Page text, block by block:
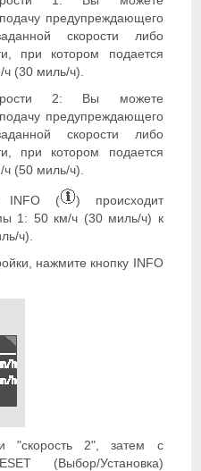
предупреждающего
скорости либо
при котором подается
(30 миль/ч).
2: Вы можете
предупреждающего
скорости либо
при котором подается
(50 миль/ч).
INFO (
) происходит
1: 50 км/ч (30 миль/ч) к
ч).
нажмите кнопку INFO
"скорость 2", затем с
(Выбор/Установка)